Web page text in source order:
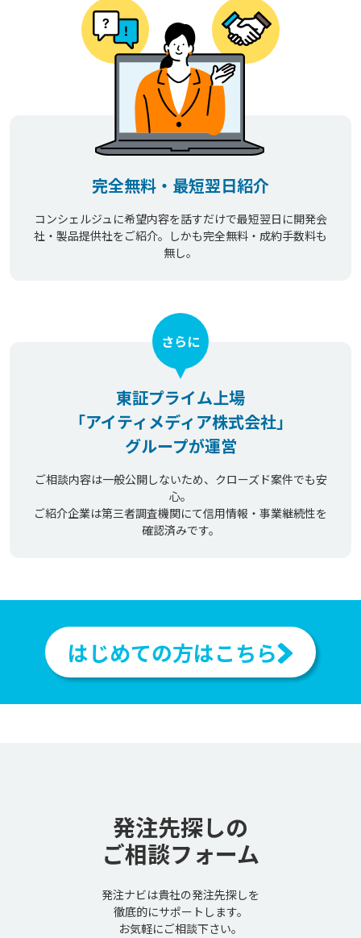
完全無料・最短翌日紹介
コンシェルジュに希望内容を話すだけで最短翌日に開発会
社・製品提供社をご紹介。しかも完全無料・成約手数料も
無し。
東証プライム上場
「アイティメディア株式会社」
グループが運営
さらに
ご相談内容は一般公開しないため、クローズド案件でも安
心。
ご紹介企業は第三者調査機関にて信用情報・事業継続性を
確認済みです。
はじめての方はこちら
発注先探しの
ご相談フォーム
発注ナビは貴社の発注先探しを
徹底的にサポートします。
お気軽にご相談下さい。